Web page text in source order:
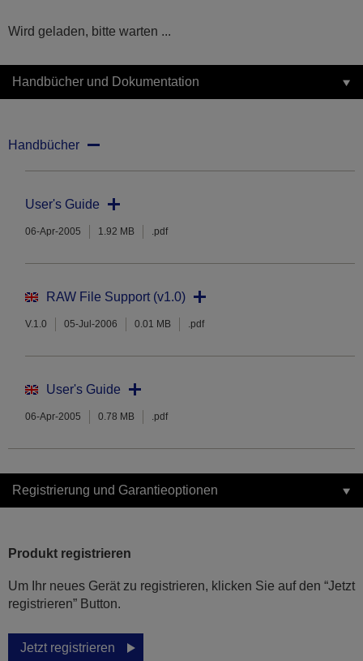
Wird geladen, bitte warten ...
Handbücher und Dokumentation
Handbücher
User's Guide
06-Apr-2005 1.92 MB .pdf
RAW File Support (v1.0)
V.1.0 05-Jul-2006 0.01 MB .pdf
User's Guide
06-Apr-2005 0.78 MB .pdf
Registrierung und Garantieoptionen
Produkt registrieren
Um Ihr neues Gerät zu registrieren, klicken Sie auf den “Jetzt
registrieren” Button.
Jetzt registrieren